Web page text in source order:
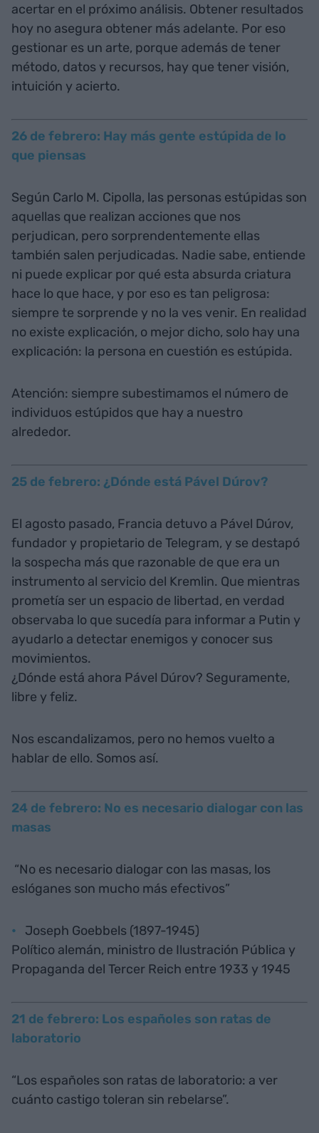
acertar en el próximo análisis. Obtener resultados
hoy no asegura obtener más adelante. Por eso
gestionar es un arte, porque además de tener
método, datos y recursos, hay que tener visión,
intuición y acierto.
26 de febrero: Hay más gente estúpida de lo
que piensas
Según Carlo M. Cipolla, las personas estúpidas son
aquellas que realizan acciones que nos
perjudican, pero sorprendentemente ellas
también salen perjudicadas. Nadie sabe, entiende
ni puede explicar por qué esta absurda criatura
hace lo que hace, y por eso es tan peligrosa:
siempre te sorprende y no la ves venir. En realidad
no existe explicación, o mejor dicho, solo hay una
explicación: la persona en cuestión es estúpida.
Atención: siempre subestimamos el número de
individuos estúpidos que hay a nuestro
alrededor.
25 de febrero: ¿Dónde está Pável Dúrov?
El agosto pasado, Francia detuvo a Pável Dúrov,
fundador y propietario de Telegram, y se destapó
la sospecha más que razonable de que era un
instrumento al servicio del Kremlin. Que mientras
prometía ser un espacio de libertad, en verdad
observaba lo que sucedía para informar a Putin y
ayudarlo a detectar enemigos y conocer sus
movimientos.
¿Dónde está ahora Pável Dúrov? Seguramente,
libre y feliz.
Nos escandalizamos, pero no hemos vuelto a
hablar de ello. Somos así.
24 de febrero: No es necesario dialogar con las
masas
“No es necesario dialogar con las masas, los
eslóganes son mucho más efectivos”
Joseph Goebbels (1897-1945)
Político alemán, ministro de Ilustración Pública y
Propaganda del Tercer Reich entre 1933 y 1945
21 de febrero: Los españoles son ratas de
laboratorio
“Los españoles son ratas de laboratorio: a ver
cuánto castigo toleran sin rebelarse”.